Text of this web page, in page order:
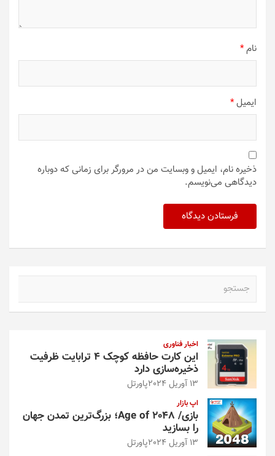
نام*
ایمیل*
ذخیره نام، ایمیل و وبسایت من در مرورگر برای زمانی که دوباره
دیدگاهی می‌نویسم.
اخبار فناوری
این کارت حافظه کوچک ۴ ترابایت ظرفیت
ذخیره‌سازی دارد
13 آوریل 2024 پاورتل
اپ بازار
بازی/ Age of 2048؛ بزرگ‌ترین تمدن جهان
را بسازید
13 آوریل 2024 پاورتل